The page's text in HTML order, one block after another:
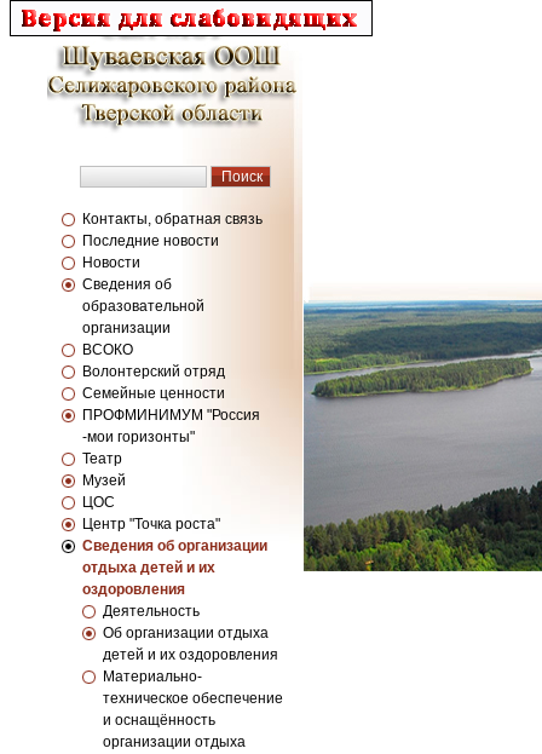
Контакты, обратная связь
Последние новости
Новости
Сведения об
образовательной
организации
ВСОКО
Волонтерский отряд
Семейные ценности
ПРОФМИНИМУМ "Россия
-мои горизонты"
Театр
Музей
ЦОС
Центр "Точка роста"
Сведения об организации
отдыха детей и их
оздоровления
Деятельность
Об организации отдыха
детей и их оздоровления
Материально-
техническое обеспечение
и оснащённость
организации отдыха